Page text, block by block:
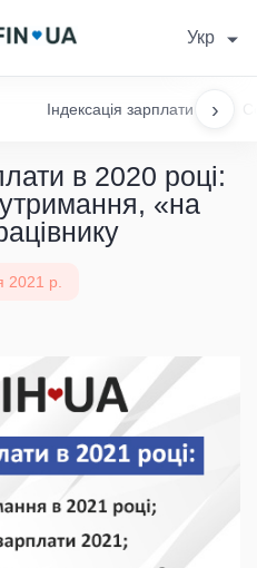
Укр
›
Індексація зарплати
в 2020 році:
«на
2021 р.